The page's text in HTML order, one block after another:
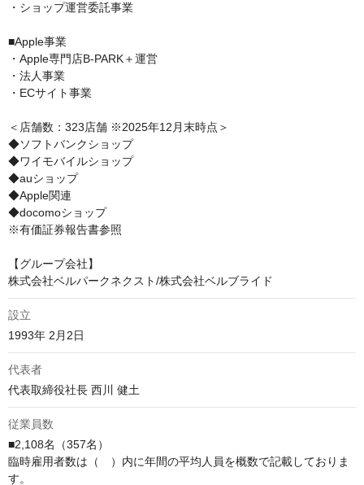
・ショップ運営委託事業
■Apple事業
・Apple専門店B-PARK＋運営
・法人事業
・ECサイト事業
＜店舗数：323店舗 ※2025年12月末時点＞
◆ソフトバンクショップ
◆ワイモバイルショップ
◆auショップ
◆Apple関連
◆docomoショップ
※有価証券報告書参照
【グループ会社】
株式会社ベルパークネクスト/株式会社ベルブライド
設立
1993年 2⽉2⽇
代表者
代表取締役社長 西川 健土
従業員数
■2,108名（357名）
臨時雇用者数は（　）内に年間の平均人員を概数で記載しておりま
す。